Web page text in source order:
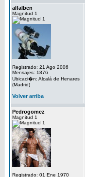
alfalben
Magnitud 1
Registrado: 21 Ago 2006
Mensajes: 1876
Ubicaci�n: Alcalá de Henares
(Madrid)
Volver arriba
Pedrogomez
Magnitud 1
Registrado: 01 Ene 1970